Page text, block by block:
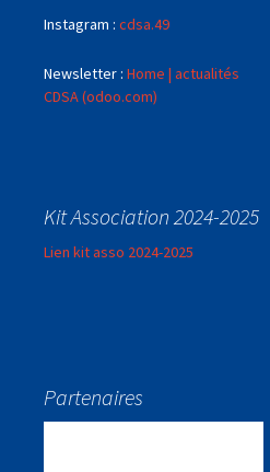
Instagram : cdsa.49
Newsletter : Home | actualités
CDSA (odoo.com)
Kit Association 2024-2025
Lien kit asso 2024-2025
Partenaires